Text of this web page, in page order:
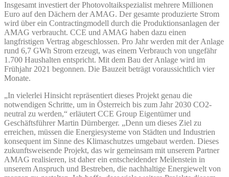
Insgesamt investiert der Photovoltaikspezialist mehrere Millionen
Euro auf den Dächern der AMAG. Der gesamte produzierte Strom
wird über ein Contractingmodell durch die Produktionsanlagen der
AMAG verbraucht. CCE und AMAG haben dazu einen
langfristigen Vertrag abgeschlossen. Pro Jahr werden mit der Anlage
rund 6,7 GWh Strom erzeugt, was einem Verbrauch von ungefähr
1.700 Haushalten entspricht. Mit dem Bau der Anlage wird im
Frühjahr 2021 begonnen. Die Bauzeit beträgt voraussichtlich vier
Monate.
„In vielerlei Hinsicht repräsentiert dieses Projekt genau die
notwendigen Schritte, um in Österreich bis zum Jahr 2030 CO2-
neutral zu werden,“ erläutert CCE Group Eigentümer und
Geschäftsführer Martin Dürnberger. „Denn um dieses Ziel zu
erreichen, müssen die Energiesysteme von Städten und Industrien
konsequent im Sinne des Klimaschutzes umgebaut werden. Dieses
zukunftsweisende Projekt, das wir gemeinsam mit unserem Partner
AMAG realisieren, ist daher ein entscheidender Meilenstein in
unserem Anspruch und Bestreben, die nachhaltige Energiewelt von